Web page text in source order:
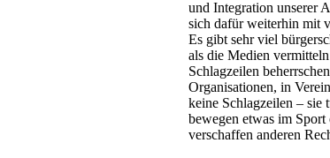
und Integration unserer
sich dafür weiterhin mit
Es gibt sehr viel
als die Medien
Schlagzeilen
Organisationen, in
keine Schlagzeilen – sie
bewegen etwas im
verschaffen anderen